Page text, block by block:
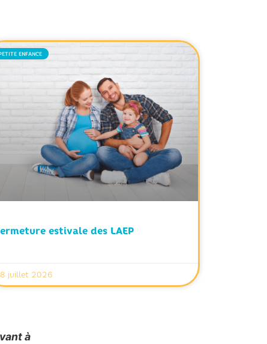
ENFANCE
estivale des LAEP
juillet 2026
à